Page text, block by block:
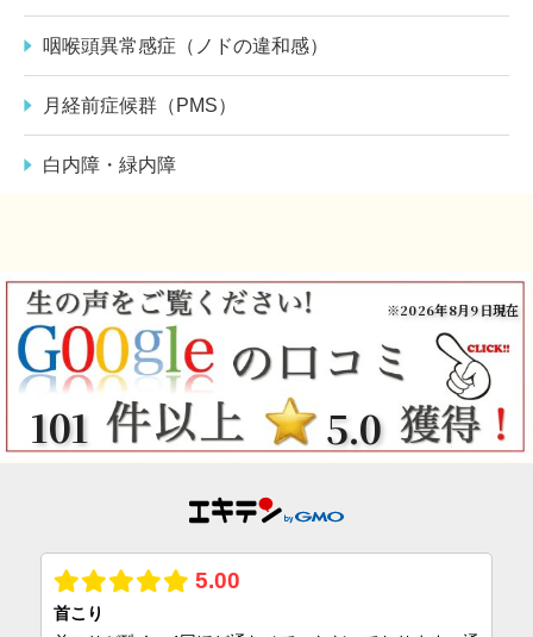
咽喉頭異常感症（ノドの違和感）
月経前症候群（PMS）
白内障・緑内障
※2026年8月9日現在
101 5.0